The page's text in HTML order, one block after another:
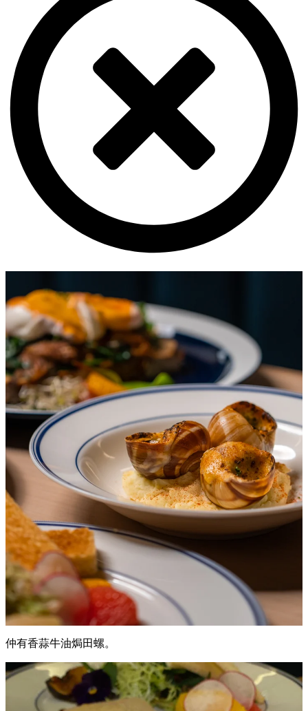
仲有香蒜牛油焗田螺。